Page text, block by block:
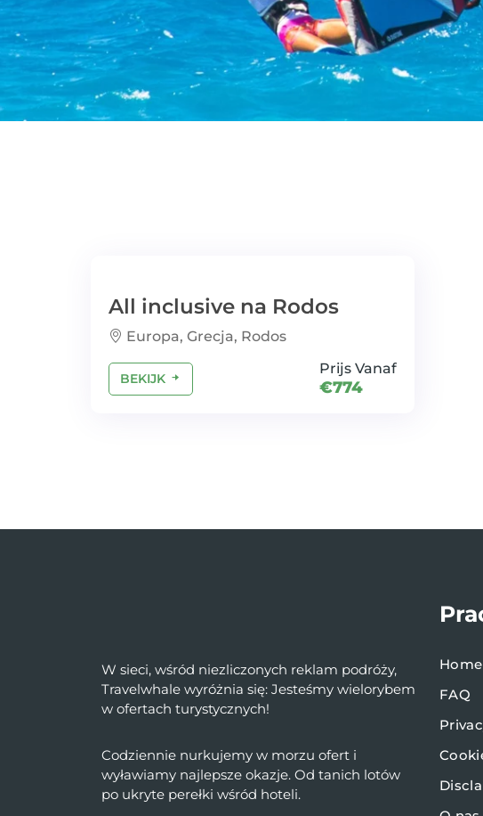
All inclusive na Rodos
Europa, Grecja, Rodos
BEKIJK
Prijs Vanaf
€774
W sieci, wśród niezliczonych reklam podróży,
Travelwhale wyróżnia się: Jesteśmy wielorybem
w ofertach turystycznych!
Codziennie nurkujemy w morzu ofert i
wyławiamy najlepsze okazje. Od tanich lotów
po ukryte perełki wśród hoteli.
Home
FAQ